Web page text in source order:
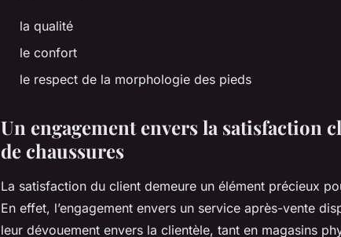
la qualité
le confort
le respect de la morphologie des pieds
Un engagement envers la satisfaction
de chaussures
La satisfaction du client demeure un élément précieux
En effet, l’engagement envers un service après-vente
leur dévouement envers la clientèle, tant en magasins